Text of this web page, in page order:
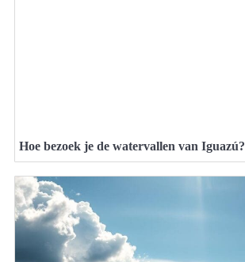
Hoe bezoek je de watervallen van Iguazú?